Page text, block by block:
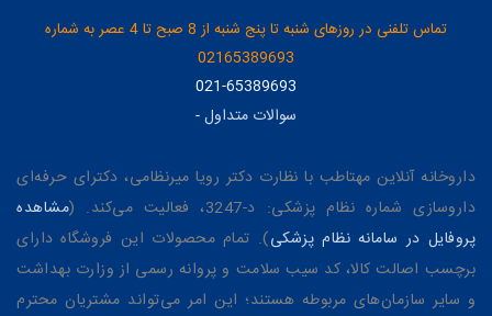
تماس تلفنی در روزهای شنبه تا پنج شنبه از 8 صبح تا 4 عصر به شماره
02165389693
021-65389693
سوالات متداول-
داروخانه آنلاین مهتاطب با نظارت دکتر رویا میرنظامی، دکترای حرفه‌ای
داروسازی شماره نظام پزشکی: د-3247، فعالیت می‌کند. (
مشاهده
پروفایل در سامانه نظام پزشکی). تمام محصولات این فروشگاه دارای
برچسب اصالت کالا، کد سیب سلامت و پروانه رسمی از وزارت بهداشت
و سایر سازمان‌های مربوطه هستند؛ این امر می‌تواند مشتریان محترم